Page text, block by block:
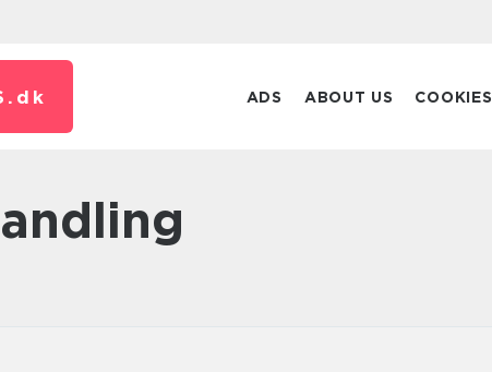
dk ADS ABOUT US COOKIES